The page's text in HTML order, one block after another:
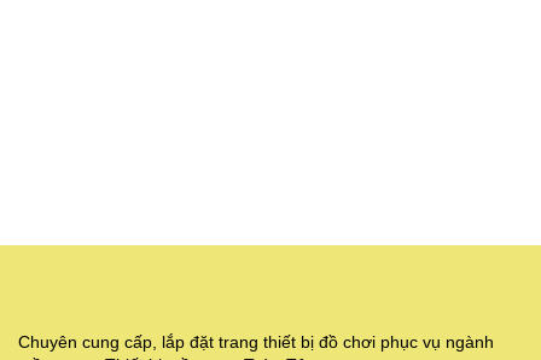
Chuyên cung cấp, lắp đặt trang thiết bị đồ chơi phục vụ ngành